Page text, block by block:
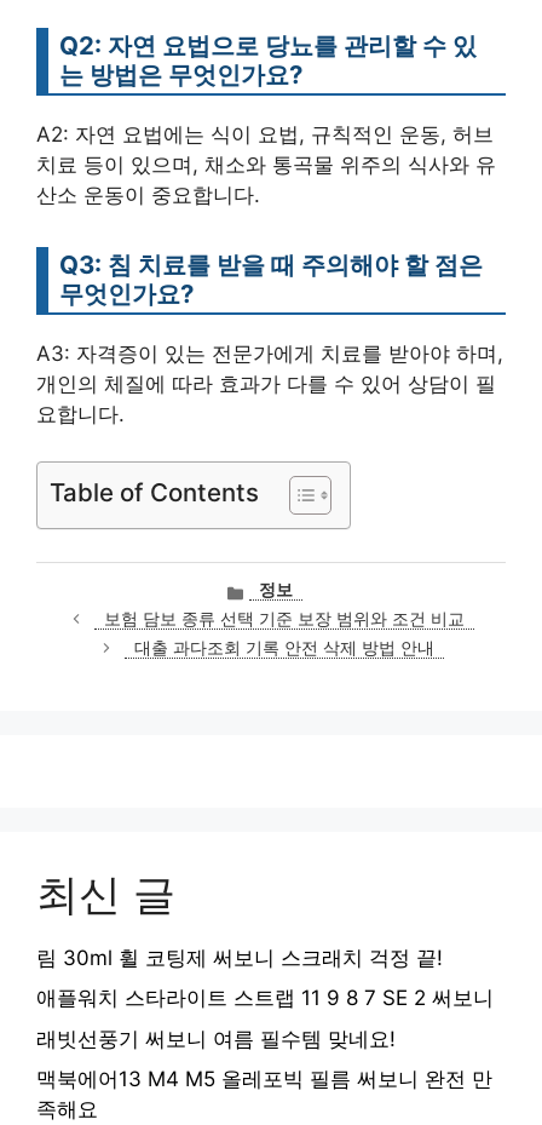
Q2: 자연 요법으로 당뇨를 관리할 수 있
는 방법은 무엇인가요?
A2: 자연 요법에는 식이 요법, 규칙적인 운동, 허브
치료 등이 있으며, 채소와 통곡물 위주의 식사와 유
산소 운동이 중요합니다.
Q3: 침 치료를 받을 때 주의해야 할 점은
무엇인가요?
A3: 자격증이 있는 전문가에게 치료를 받아야 하며,
개인의 체질에 따라 효과가 다를 수 있어 상담이 필
요합니다.
Table of Contents
카
테
고
리
정보
보험 담보 종류 선택 기준 보장 범위와 조건 비교
대출 과다조회 기록 안전 삭제 방법 안내
최신 글
림 30ml 휠 코팅제 써보니 스크래치 걱정 끝!
애플워치 스타라이트 스트랩 11 9 8 7 SE 2 써보니
래빗선풍기 써보니 여름 필수템 맞네요!
맥북에어13 M4 M5 올레포빅 필름 써보니 완전 만
족해요